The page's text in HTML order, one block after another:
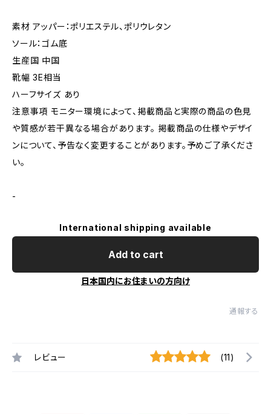
素材 アッパー：ポリエステル、ポリウレタン
ソール：ゴム底
生産国 中国
靴幅 3E相当
ハーフサイズ あり
注意事項 モニター環境によって、掲載商品と実際の商品の色見
や質感が若干異なる場合があります。 掲載商品の仕様やデザイ
ンについて、予告なく変更することがあります。予めご了承くださ
い。
-
International shipping available
Add to cart
日本国内にお住まいの方向け
通報する
レビュー (11)